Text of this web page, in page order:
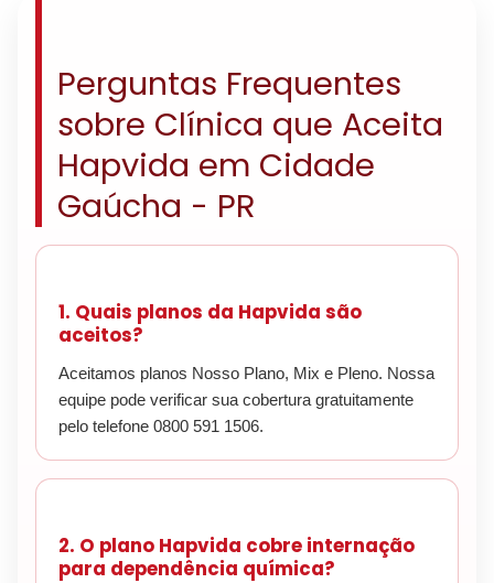
Perguntas Frequentes
sobre Clínica que Aceita
Hapvida em Cidade
Gaúcha - PR
1. Quais planos da Hapvida são
aceitos?
Aceitamos planos Nosso Plano, Mix e Pleno. Nossa
equipe pode verificar sua cobertura gratuitamente
pelo telefone 0800 591 1506.
2. O plano Hapvida cobre internação
para dependência química?